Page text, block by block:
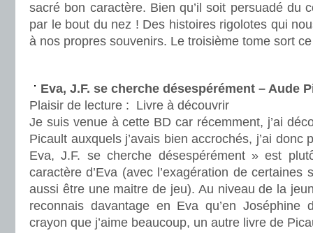
sacré bon caractère. Bien qu’il soit persuadé du
par le bout du nez ! Des histoires rigolotes qui
à nos propres souvenirs. Le troisième tome sort
Eva, J.F. se cherche désespérément – Aude
Plaisir de lecture : Livre à découvrir
Je suis venue à cette BD car récemment, j’ai
Picault auxquels j’avais bien accrochés, j’ai donc
Eva, J.F. se cherche désespérément » est
caractère d’Eva (avec l’exagération de certaines
aussi être une maitre de jeu). Au niveau de la
reconnais davantage en Eva qu’en Joséphine
crayon que j’aime beaucoup, un autre livre de